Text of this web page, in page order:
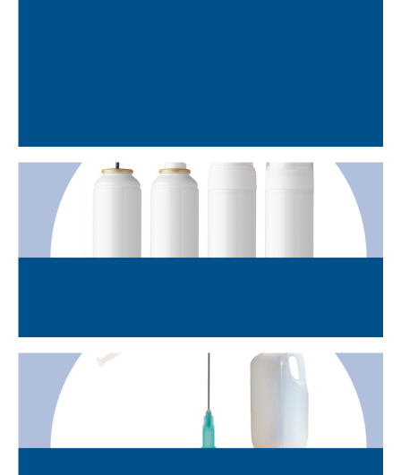
ABSORBENTS D’ANESTÈSIA
AEROSOLS